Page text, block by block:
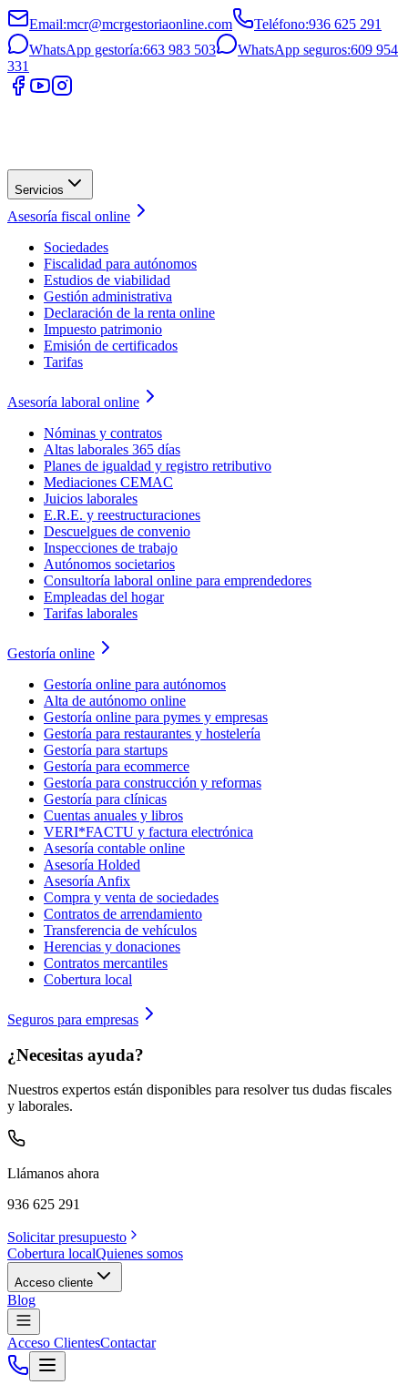
Email:mcr@mcrgestoriaonline.com Teléfono:936 625 291
WhatsApp gestoría:663 983 503 WhatsApp seguros:609 954
331
Servicios
Asesoría fiscal online
Sociedades
Fiscalidad para autónomos
Estudios de viabilidad
Gestión administrativa
Declaración de la renta online
Impuesto patrimonio
Emisión de certificados
Tarifas
Asesoría laboral online
Nóminas y contratos
Altas laborales 365 días
Planes de igualdad y registro retributivo
Mediaciones CEMAC
Juicios laborales
E.R.E. y reestructuraciones
Descuelgues de convenio
Inspecciones de trabajo
Autónomos societarios
Consultoría laboral online para emprendedores
Empleadas del hogar
Tarifas laborales
Gestoría online
Gestoría online para autónomos
Alta de autónomo online
Gestoría online para pymes y empresas
Gestoría para restaurantes y hostelería
Gestoría para startups
Gestoría para ecommerce
Gestoría para construcción y reformas
Gestoría para clínicas
Cuentas anuales y libros
VERI*FACTU y factura electrónica
Asesoría contable online
Asesoría Holded
Asesoría Anfix
Compra y venta de sociedades
Contratos de arrendamiento
Transferencia de vehículos
Herencias y donaciones
Contratos mercantiles
Cobertura local
Seguros para empresas
¿Necesitas ayuda?
Nuestros expertos están disponibles para resolver tus dudas fiscales
y laborales.
Llámanos ahora
936 625 291
Solicitar presupuesto
Cobertura localQuienes somos
Acceso cliente
Blog
Acceso ClientesContactar